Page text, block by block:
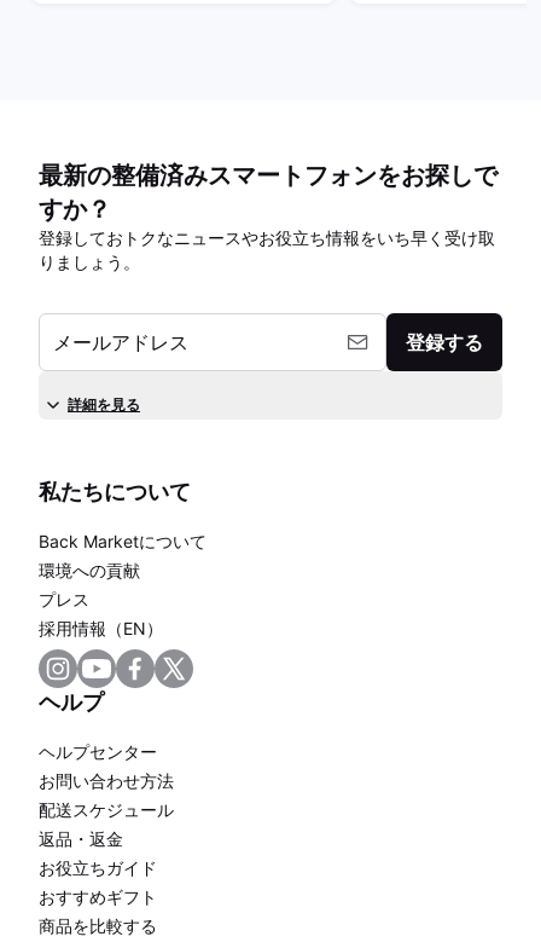
最新の整備済みスマートフォンをお探しで
すか？
登録しておトクなニュースやお役立ち情報をいち早く受け取
りましょう。
メールアドレス 登録する
詳細を見る
私たちについて
Back Marketについて
環境への貢献
プレス
採用情報（EN）
ヘルプ
ヘルプセンター
お問い合わせ方法
配送スケジュール
返品・返金
お役立ちガイド
おすすめギフト
商品を比較する